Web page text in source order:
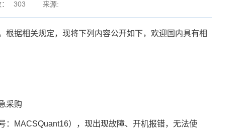
303 来源:
根据相关规定，现将下列内容公开如下，欢迎国内具有相
采购
： MACSQuant16），现出现故障、 开机报错，无法使